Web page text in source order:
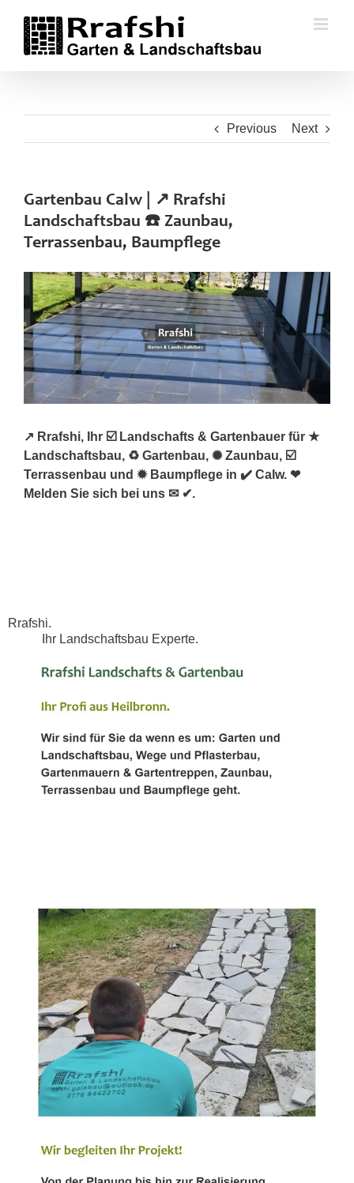
content
Previous Next
Gartenbau Calw | ↗️ Rrafshi
Landschaftsbau ☎️ Zaunbau,
Terrassenbau, Baumpflege
↗️ Rrafshi, Ihr ☑️ Landschafts & Gartenbauer für ★
Landschaftsbau, ♻ Gartenbau, ✺ Zaunbau, ☑️
Terrassenbau und ✹ Baumpflege in ✔️ Calw. ❤
Melden Sie sich bei uns ✉ ✔.
Rrafshi.
Ihr Landschaftsbau Experte.